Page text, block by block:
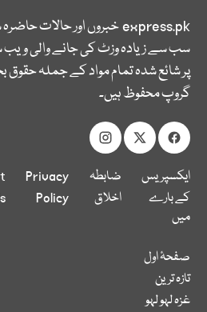
express.pkخبروں اور حالات
سب سے زیادہ وزٹ کی جانے والی
پر شائع شدہ تمام مواد کے جملہ حقوق
گروپ محفوظ ہیں۔
ایکسپریس
کے بارے
میں
ضابطہ
اخلاق
Privacy
Policy
صفحۂ اول
تازہ ترین
غزہ لہو لہو